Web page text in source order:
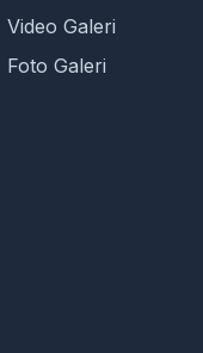
Video Galeri
Foto Galeri